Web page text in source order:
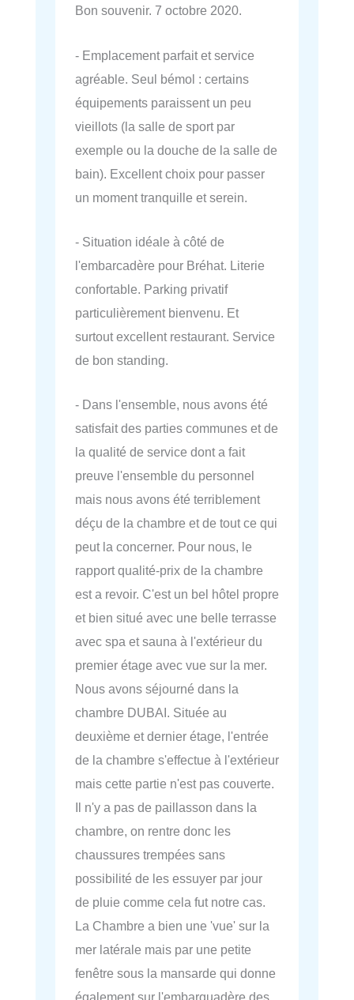
Bon souvenir. 7 octobre 2020.
- Emplacement parfait et service
agréable. Seul bémol : certains
équipements paraissent un peu
vieillots (la salle de sport par
exemple ou la douche de la salle de
bain). Excellent choix pour passer
un moment tranquille et serein.
- Situation idéale à côté de
l'embarcadère pour Bréhat. Literie
confortable. Parking privatif
particulièrement bienvenu. Et
surtout excellent restaurant. Service
de bon standing.
- Dans l'ensemble, nous avons été
satisfait des parties communes et de
la qualité de service dont a fait
preuve l'ensemble du personnel
mais nous avons été terriblement
déçu de la chambre et de tout ce qui
peut la concerner. Pour nous, le
rapport qualité-prix de la chambre
est a revoir. C'est un bel hôtel propre
et bien situé avec une belle terrasse
avec spa et sauna à l'extérieur du
premier étage avec vue sur la mer.
Nous avons séjourné dans la
chambre DUBAI. Située au
deuxième et dernier étage, l'entrée
de la chambre s'effectue à l'extérieur
mais cette partie n'est pas couverte.
Il n'y a pas de paillasson dans la
chambre, on rentre donc les
chaussures trempées sans
possibilité de les essuyer par jour
de pluie comme cela fut notre cas.
La Chambre a bien une 'vue' sur la
mer latérale mais par une petite
fenêtre sous la mansarde qui donne
également sur l'embarquadère des